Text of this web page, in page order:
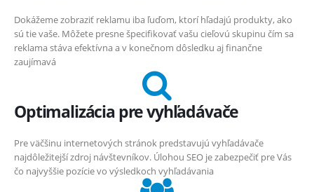
Dokážeme zobraziť reklamu iba ľuďom, ktorí hľadajú produkty, ako
sú tie vaše. Môžete presne špecifikovať vašu cieľovú skupinu čím sa
reklama stáva efektívna a v konečnom dôsledku aj finančne
zaujímavá
Optimalizácia pre vyhľadávače
Pre väčšinu internetových stránok predstavujú vyhľadávače
najdôležitejší zdroj návštevníkov. Úlohou SEO je zabezpečiť pre Vás
čo najvyššie pozície vo výsledkoch vyhľadávania